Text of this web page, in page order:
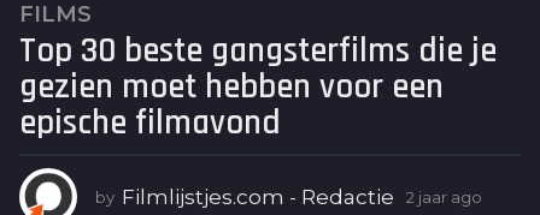
2
j
a
r
g
FILMS
Top 30 beste gangsterfilms die je
gezien moet hebben voor een
epische filmavond
by Filmlijstjes.com - Redactie 2 jaar ago